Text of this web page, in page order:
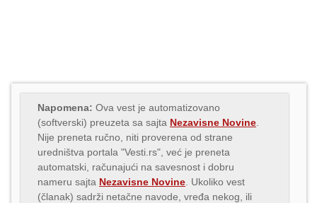
Napomena: Ova vest je automatizovano
(softverski) preuzeta sa sajta Nezavisne Novine
Nije preneta ručno, niti proverena od strane
uredništva portala "Vesti.rs", već je preneta
automatski, računajući na savesnost i dobru
nameru sajta Nezavisne Novine . Ukoliko vest
(članak) sadrži netačne navode, vređa nekog, ili